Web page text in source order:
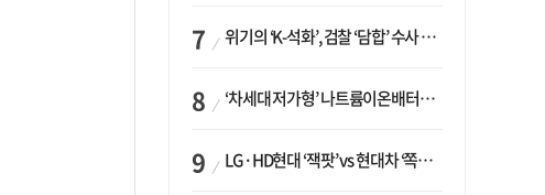
위기의 ‘K-석화’, 검찰 ‘담합’ 수사 착수…“LG·한화·롯데 등 7개 업체, 8개 제품 가격 담합”
‘차세대 저가형’ 나트륨이온배터리 시대 오나…LG화학·에코프로, 상용화 속도낸다
LG·HD현대 ‘잭팟’ vs 현대차 ‘쪽박’…글로벌 사모펀드, 韓 대기업 투자 ‘희비’